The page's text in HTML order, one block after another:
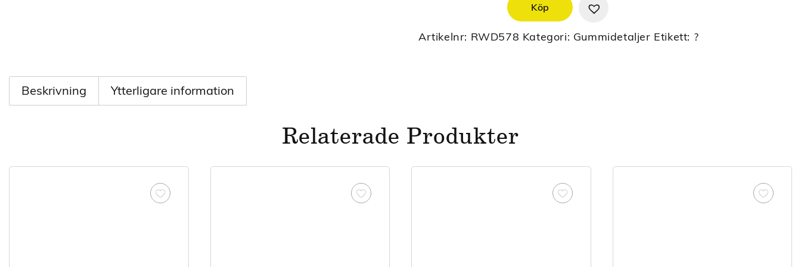
Köp
Artikelnr: RWD578 Kategori: Gummidetaljer Etikett: ?
Beskrivning Ytterligare information
Relaterade Produkter